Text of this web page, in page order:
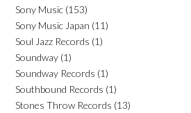
Sony Music (153)
Sony Music Japan (11)
Soul Jazz Records (1)
Soundway (1)
Soundway Records (1)
Southbound Records (1)
Stones Throw Records (13)